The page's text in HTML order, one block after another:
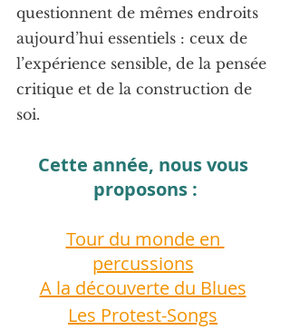
questionnent de mêmes endroits
aujourd’hui essentiels : ceux de
l’expérience sensible, de la pensée
critique et de la construction de
soi.
Cette année, nous vous
proposons :
Tour du monde en
percussions
A la découverte du Blues
Les Protest-Songs